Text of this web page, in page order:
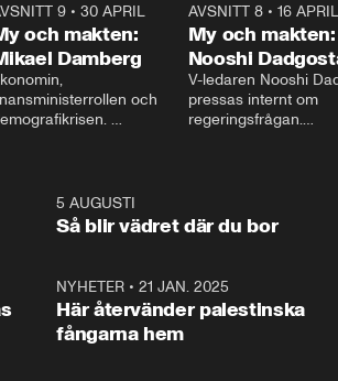
9• 30 APRIL
och makten:
Damberg
och
och Makten.
AVSNITT 8• 16 APRIL
My och makten:
Nooshi
V-ledaren Nooshi
pressas internt om
regeringsfrågan.
– Vi ställer upp i val.
vara med så sitter vi
1:065 AUGUSTI
Så blir vädret där du bor
NYHETER •21 JAN. 2025
Här återvänder palestinska
fångarna hem